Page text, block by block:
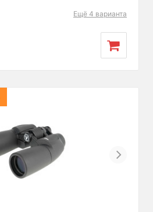
Ещё 4 варианта
Next